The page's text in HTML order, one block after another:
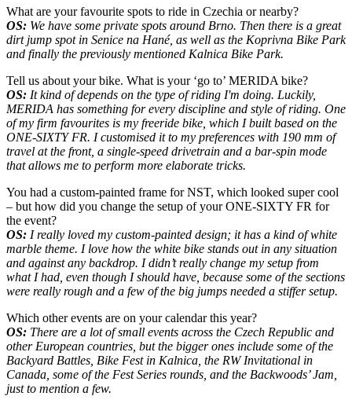
What are your favourite spots to ride in Czechia or nearby?
OS: We have some private spots around Brno. Then there is a great
dirt jump spot in Senice na Hané, as well as the Koprivna Bike Park
and finally the previously mentioned Kalnica Bike Park.
Tell us about your bike. What is your ‘go to’ MERIDA bike?
OS: It kind of depends on the type of riding I'm doing. Luckily,
MERIDA has something for every discipline and style of riding. One
of my firm favourites is my freeride bike, which I built based on the
ONE-SIXTY FR. I customised it to my preferences with 190 mm of
travel at the front, a single-speed drivetrain and a bar-spin mode
that allows me to perform more elaborate tricks.
You had a custom-painted frame for NST, which looked super cool
– but how did you change the setup of your ONE-SIXTY FR for
the event?
OS: I really loved my custom-painted design; it has a kind of white
marble theme. I love how the white bike stands out in any situation
and against any backdrop. I didn’t really change my setup from
what I had, even though I should have, because some of the sections
were really rough and a few of the big jumps needed a stiffer setup.
Which other events are on your calendar this year?
OS: There are a lot of small events across the Czech Republic and
other European countries, but the bigger ones include some of the
Backyard Battles, Bike Fest in Kalnica, the RW Invitational in
Canada, some of the Fest Series rounds, and the Backwoods’ Jam,
just to mention a few.